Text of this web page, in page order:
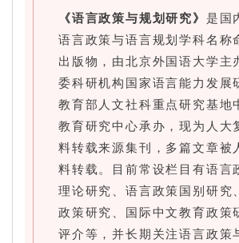
《语言政策与规划研究》 是国
语言政策与语言规划学科名称
出版物，由北京外国语大学主
委科研机构国家语言能力发展
教育部人文社科重点研究基地
教育研究中心承办，现为人大
料转载来源集刊，多篇文章被
料转载。目前常设栏目有语言
理论研究、语言政策国别研究
政策研究、国际中文教育政策
评介等，并长期关注语言政策